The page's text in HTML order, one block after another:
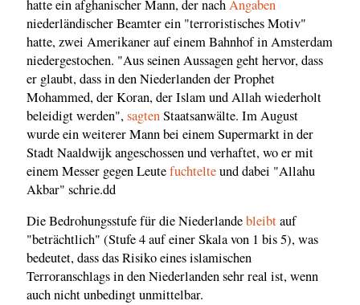
hatte ein afghanischer Mann, der nachAngaben
niederländischer Beamter ein "terroristisches Motiv"
hatte, zwei Amerikaner auf einem Bahnhof in Amsterdam
niedergestochen. "Aus seinen Aussagen geht hervor, dass
er glaubt, dass in den Niederlanden der Prophet
Mohammed, der Koran, der Islam und Allah wiederholt
beleidigt werden",sagtenStaatsanwälte. Im August
wurde ein weiterer Mann bei einem Supermarkt in der
Stadt Naaldwijk angeschossen und verhaftet, wo er mit
einem Messer gegen Leutefuchtelteund dabei "Allahu
Akbar" schrie.dd
Die Bedrohungsstufe für die Niederlandebleibtauf
"beträchtlich" (Stufe 4 auf einer Skala von 1 bis 5), was
bedeutet, dass das Risiko eines islamischen
Terroranschlags in den Niederlanden sehr real ist, wenn
auch nicht unbedingt unmittelbar.